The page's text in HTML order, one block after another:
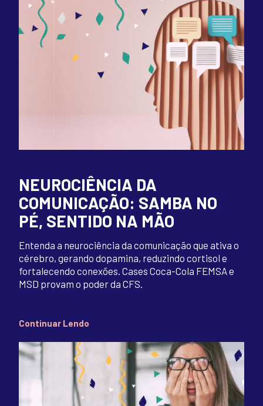
NEUROCIÊNCIA DA
COMUNICAÇÃO: SAMBA NO
PÉ, SENTIDO NA MÃO
Entenda a neurociência da comunicação que ativa o
cérebro, gerando dopamina, reduzindo cortisol e
fortalecendo conexões. Cases Coca-Cola FEMSA e
MSD provam o poder da CFS.
Continuar Lendo